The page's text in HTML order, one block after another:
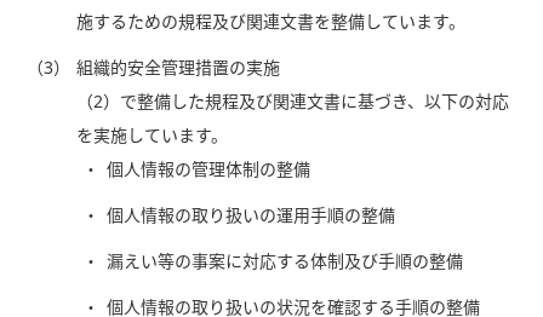
施するための規程及び関連文書を整備しています。
（3）
組織的安全管理措置の実施
（2）で整備した規程及び関連文書に基づき、以下の対応
を実施しています。
個人情報の管理体制の整備
個人情報の取り扱いの運用手順の整備
漏えい等の事案に対応する体制及び手順の整備
個人情報の取り扱いの状況を確認する手順の整備